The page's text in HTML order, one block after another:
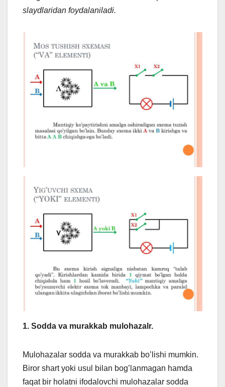
slaydlaridan foydalaniladi.
1. Sodda va murakkab mulohazalr.
Mulohazalar sodda va murakkab bo’lishi mumkin.
Biror shart yoki usul bilan bog’lanmagan hamda
faqat bir holatni ifodalovchi mulohazalar sodda